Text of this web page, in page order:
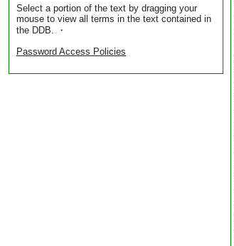
Select a portion of the text by dragging your
mouse to view all terms in the text contained in
the DDB. ・
Password Access Policies